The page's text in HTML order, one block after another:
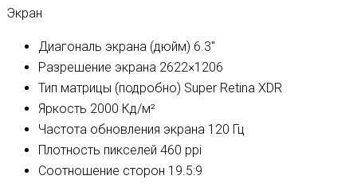
Экран
Диагональ экрана (дюйм) 6.3″
Разрешение экрана 2622×1206
Тип матрицы (подробно) Super Retina XDR
Яркость 2000 Кд/м²
Частота обновления экрана 120 Гц
Плотность пикселей 460 ppi
Соотношение сторон 19.5:9